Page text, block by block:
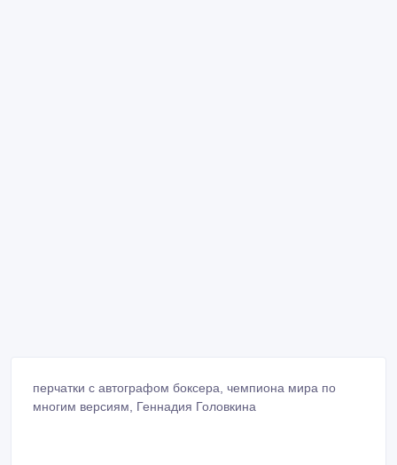
перчатки с автографом боксера, чемпиона мира по
многим версиям, Геннадия Головкина